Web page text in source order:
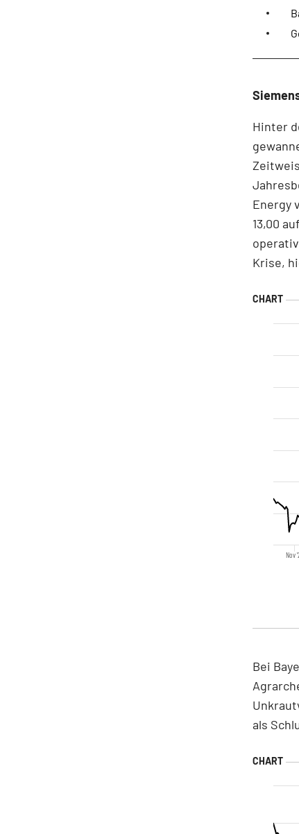
Hinter
Energy
13,00
Krise,
Nov
Bei
als